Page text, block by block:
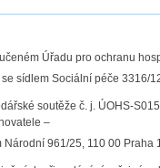
Úřadu pro ochranu
sídlem Sociální péče 3316/
soutěže č. j. ÚOHS-
–
Národní 961/25, 110 00 Praha